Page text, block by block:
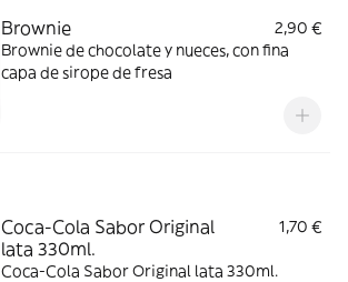
Brownie
2,90 €
Brownie de chocolate y nueces, con fina
capa de sirope de fresa
Coca-Cola Sabor Original
lata 330ml.
1,70 €
Coca-Cola Sabor Original lata 330ml.